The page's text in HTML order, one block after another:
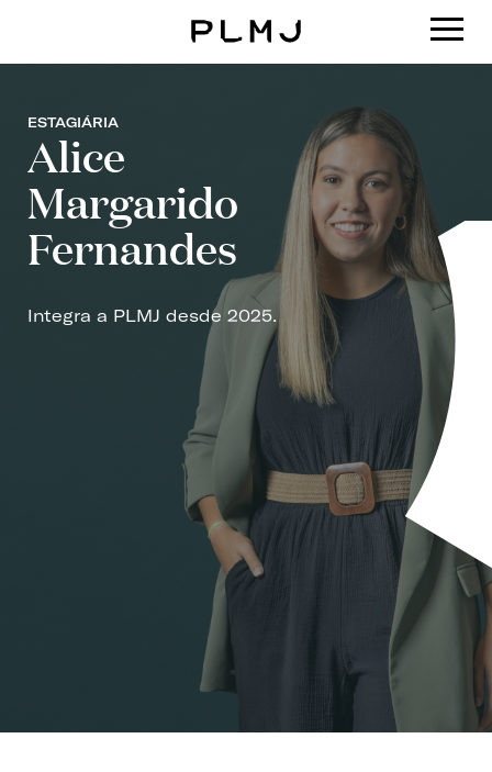
ESTAGIÁRIA
Alice
Margarido
Fernandes
Integra a PLMJ desde 2025.